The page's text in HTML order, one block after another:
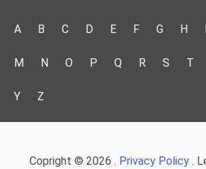
A B C D E F G H
M N O P Q R S T
Y Z
Copright © 2026 . Privacy Policy.